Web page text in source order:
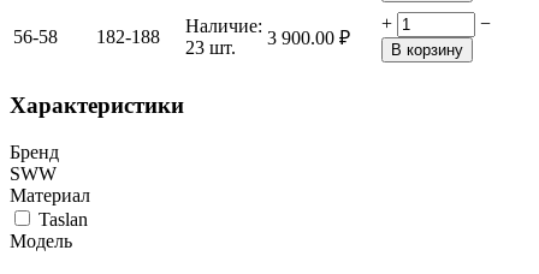
56-58 182-188
Наличие:
23 шт.
3 900.00 ₽
+ −
В корзину
Характеристики
Бренд
SWW
Материал
Taslan
Модель